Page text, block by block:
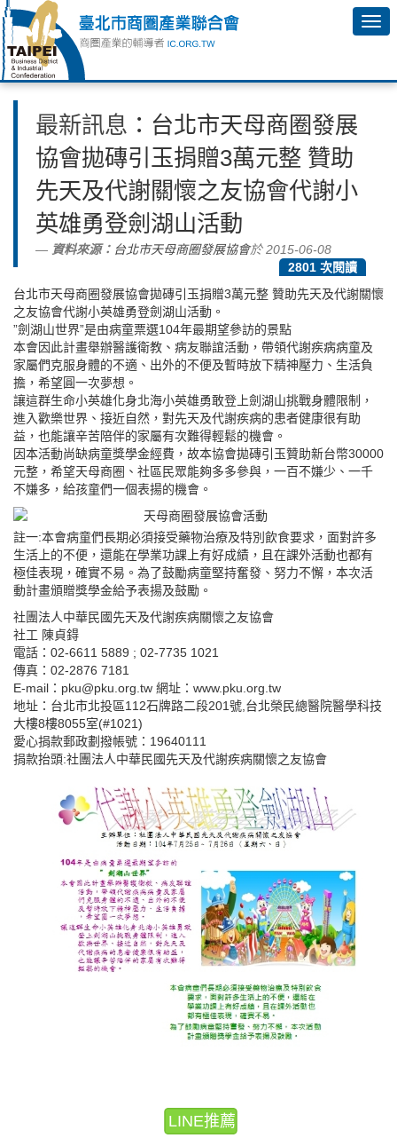
最新訊息 ：台北市天母商圈發展
協會拋磚引玉捐贈3萬元整 贊助
先天及代謝關懷之友協會代謝小
英雄勇登劍湖山活動
資料來源： 台北市天母商圈發展協會於 2015-06-08
2801 次閱讀
台北市天母商圈發展協會拋磚引玉捐贈3萬元整 贊助先天及代謝關懷
之友協會代謝小英雄勇登劍湖山活動。
”劍湖山世界”是由病童票選104年最期望參訪的景點
本會因此計畫舉辦醫護衛教、病友聯誼活動，帶領代謝疾病病童及
家屬們克服身體的不適、出外的不便及暫時放下精神壓力、生活負
擔，希望圓一次夢想。
讓這群生命小英雄化身北海小英雄勇敢登上劍湖山挑戰身體限制，
進入歡樂世界、接近自然，對先天及代謝疾病的患者健康很有助
益，也能讓辛苦陪伴的家屬有次難得輕鬆的機會。
因本活動尚缺病童獎學金經費，故本協會拋磚引玉贊助新台幣30000
元整，希望天母商圈、社區民眾能夠多多參與，一百不嫌少、一千
不嫌多，給孩童們一個表揚的機會。
註一:本會病童們長期必須接受藥物治療及特別飲食要求，面對許多
生活上的不便，還能在學業功課上有好成績，且在課外活動也都有
極佳表現，確實不易。為了鼓勵病童堅持奮發、努力不懈，本次活
動計畫頒贈獎學金給予表揚及鼓勵。
社團法人中華民國先天及代謝疾病關懷之友協會
社工 陳貞鍀
電話：02-6611 5889 ; 02-7735 1021
傳真：02-2876 7181
E-mail：pku@pku.org.tw 網址：www.pku.org.tw
地址：台北市北投區112石牌路二段201號,台北榮民總醫院醫學科技
大樓8樓8055室(#1021)
愛心捐款郵政劃撥帳號：19640111
捐款抬頭:社團法人中華民國先天及代謝疾病關懷之友協會
LINE推薦